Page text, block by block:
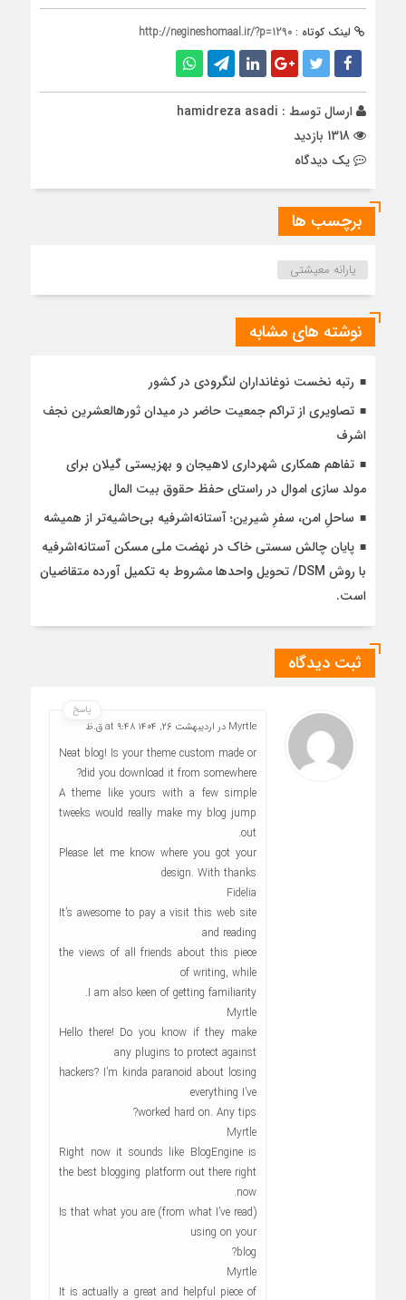
لینک کوتاه : http://negineshomaal.ir/?p=1290
ارسال توسط : hamidreza asadi
يک دیدگاه
برچسب ها
یارانه معیشتی
نوشته های مشابه
رتبه نخست نوغانداران لنگرودی در کشور
تصاویری از تراکم جمعیت حاضر در میدان ثورهالعشرین نجف
اشرف
تفاهم همکاری شهرداری لاهیجان و بهزیستی گیلان برای
مولد سازی اموال در راستای حفظ حقوق بیت المال
ساحلِ امن، سفرِ شیرین؛ آستانه‌اشرفیه بی‌حاشیه‌تر از همیشه
پایان چالش سستی خاک در نهضت ملی مسکن آستانه‌اشرفیه
با روش DSM/ تحویل واحدها مشروط به تکمیل آورده متقاضیان
است.
ثبت دیدگاه
Myrtle در اردیبهشت ۲۶, ۱۴۰۴ at ۹:۴۸ ق.ظ
Neat blog! Is your theme custom made or
did you download it from somewhere?
A theme like yours with a few simple
tweeks would really make my blog jump
out.
Please let me know where you got your
design. With thanks
Fidelia
It’s awesome to pay a visit this web site
and reading
the views of all friends about this piece
of writing, while
I am also keen of getting familiarity.
Myrtle
Hello there! Do you know if they make
any plugins to protect against
hackers? I’m kinda paranoid about losing
everything I’ve
worked hard on. Any tips?
Myrtle
Right now it sounds like BlogEngine is
the best blogging platform out there right
now.
(from what I’ve read) Is that what you are
using on your
blog?
Myrtle
It is actually a great and helpful piece of
پاسخ